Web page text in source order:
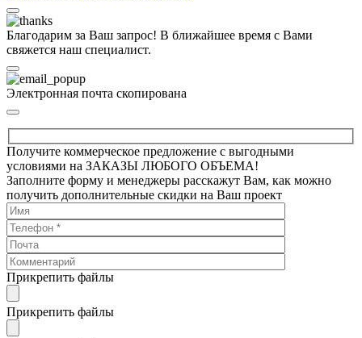
Благодарим за Ваш запрос! В ближайшее время с Вами
свяжется наш специалист.
Электронная почта скопирована
Получите коммерческое предложение с выгодными
условиями на ЗАКАЗЫ ЛЮБОГО ОБЪЕМА!
Заполните форму и менеджеры расскажут Вам, как можно
получить дополнительные скидки на Ваш проект
Прикрепить файлы
Прикрепить файлы